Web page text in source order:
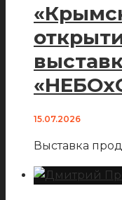
15.07.2026
Выставка